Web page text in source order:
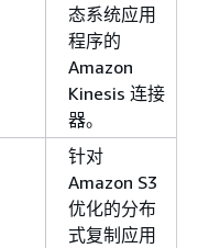
态系统应用
程序的
Amazon
Kinesis 连接
器。
针对
Amazon S3
优化的分布
式复制应用